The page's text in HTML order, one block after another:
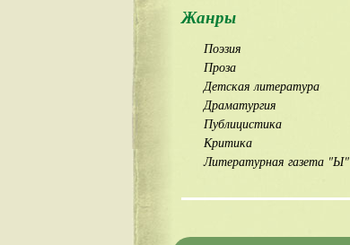
Жанры
Поэзия
Проза
Детская литература
Драматургия
Публицистика
Критика
Литературная газета "Ы"